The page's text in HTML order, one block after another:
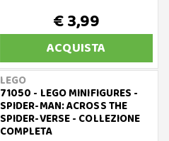
€ 3,99
ACQUISTA
LEGO
71050 - LEGO MINIFIGURES -
SPIDER-MAN: ACROSS THE
SPIDER-VERSE - COLLEZIONE
COMPLETA